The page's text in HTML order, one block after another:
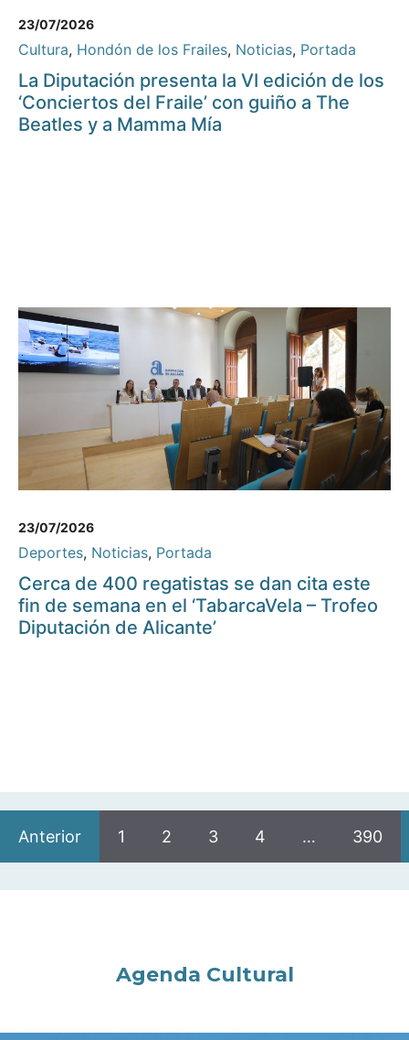
23/07/2026
Cultura, Hondón de los Frailes, Noticias, Portada
La Diputación presenta la VI edición de los
‘Conciertos del Fraile’ con guiño a The
Beatles y a Mamma Mía
23/07/2026
Deportes, Noticias, Portada
Cerca de 400 regatistas se dan cita este
fin de semana en el ‘TabarcaVela – Trofeo
Diputación de Alicante’
Anterior 1 2 3 4 … 390
Agenda Cultural